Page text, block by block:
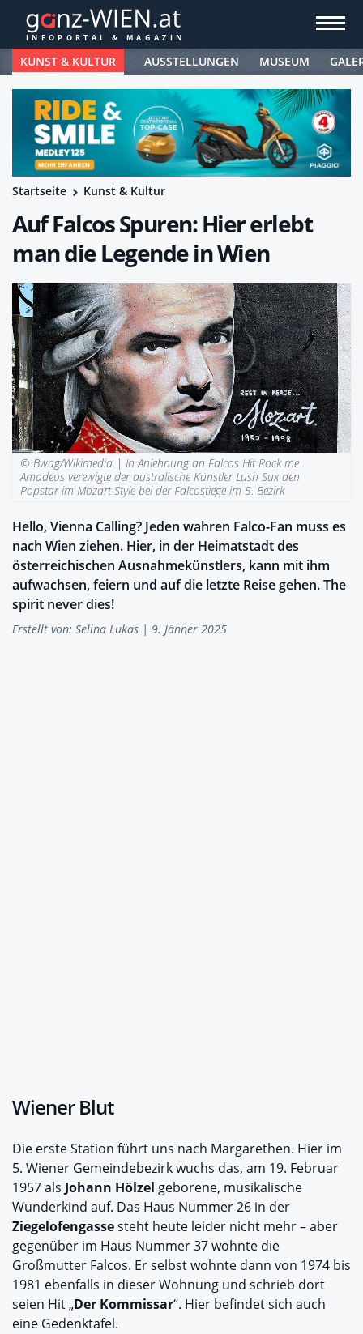
KUNST & KULTUR AUSSTELLUNGEN MUSEUM
Startseite Kunst & Kultur
Auf Falcos Spuren: Hier erlebt
man die Legende in Wien
© Bwag/Wikimedia |In Anlehnung an Falcos Hit Rock me
Amadeus verewigte der australische Künstler Lush Sux den
Popstar im Mozart-Style bei der Falcostiege im 5. Bezirk
Hello, Vienna Calling? Jeden wahren Falco-Fan muss es
nach Wien ziehen. Hier, in der Heimatstadt des
österreichischen Ausnahmekünstlers, kann mit ihm
aufwachsen, feiern und auf die letzte Reise gehen. The
spirit never dies!
Erstellt von: Selina Lukas | 9. Jänner 2025
Wiener Blut
Die erste Station führt uns nach Margarethen. Hier im
5. Wiener Gemeindebezirk wuchs das, am 19. Februar
1957 als Johann Hölzel geborene, musikalische
Wunderkind auf. Das Haus Nummer 26 in der
Ziegelofengassesteht heute leider nicht mehr – aber
gegenüber im Haus Nummer 37 wohnte die
Großmutter Falcos. Er selbst wohnte dann von 1974 bis
1981 ebenfalls in dieser Wohnung und schrieb dort
seien Hit „Der Kommissar“. Hier befindet sich auch
eine Gedenktafel.